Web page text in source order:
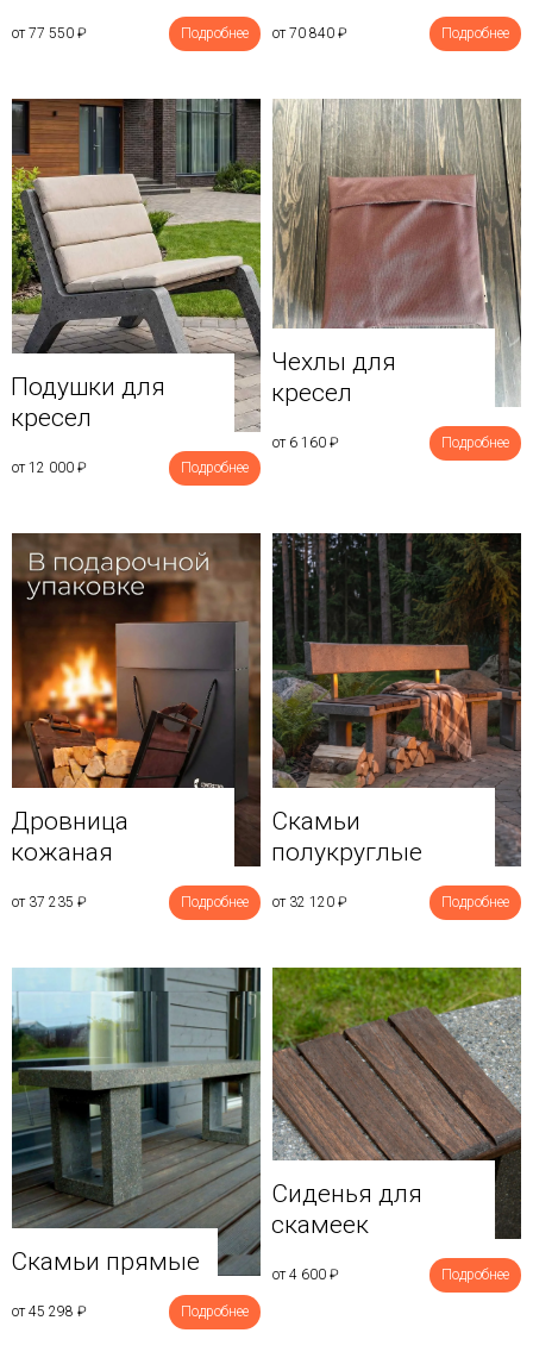
от 77 550 ₽ Подробнее от 70 840 ₽ Подробнее
Подушки для
кресел
от 12 000 ₽ Подробнее
Чехлы для
кресел
от 6 160 ₽ Подробнее
Дровница
кожаная
от 37 235 ₽ Подробнее
Скамьи
полукруглые
от 32 120 ₽ Подробнее
Скамьи прямые
от 45 298 ₽ Подробнее
Сиденья для
скамеек
от 4 600 ₽ Подробнее